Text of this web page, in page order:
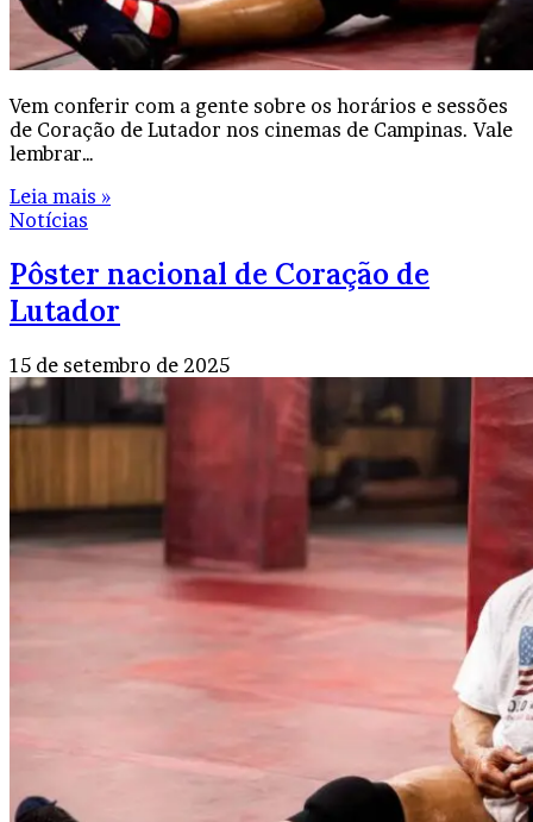
Vem conferir com a gente sobre os horários e sessões
de Coração de Lutador nos cinemas de Campinas. Vale
lembrar…
Leia mais »
Notícias
Pôster nacional de Coração de
Lutador
15 de setembro de 2025